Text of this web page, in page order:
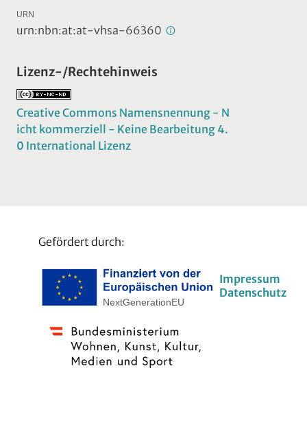
URN
urn:nbn:at:at-vhsa-66360
Lizenz-/Rechtehinweis
Creative Commons Namensnennung - N
icht kommerziell - Keine Bearbeitung 4.
0 International Lizenz
Gefördert durch:
Impressum
Datenschutz